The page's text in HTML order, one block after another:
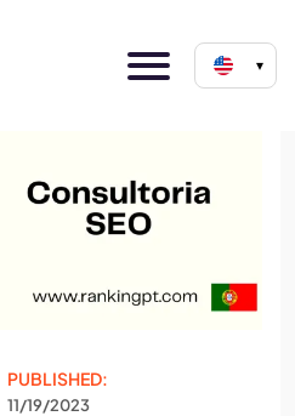
▾
PUBLISHED:
11/19/2023